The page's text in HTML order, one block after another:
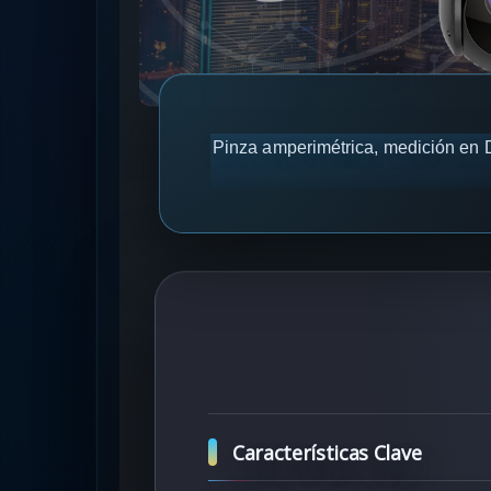
Pinza amperimétrica, medición en
Características Clave